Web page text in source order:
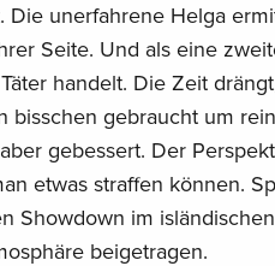
Die unerfahrene Helga
Seite. Und als eine
handelt. Die Zeit
bisschen gebraucht um
gebessert. Der
etwas straffen können.
Showdown im
beigetragen.